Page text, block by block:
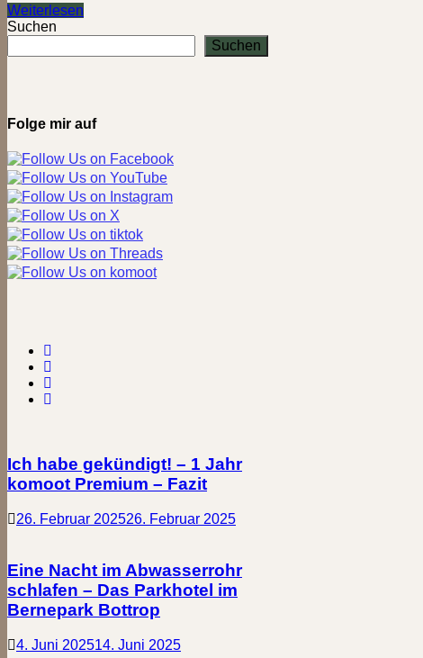
„Zeitreise
Strom“
Deutschen
21)
Weiterlesen
Suchen
Suchen
Folge mir auf
Ich habe gekündigt! – 1 Jahr
komoot Premium – Fazit
26. Februar 202526. Februar 2025
Eine Nacht im Abwasserrohr
schlafen – Das Parkhotel im
Bernepark Bottrop
4. Juni 202514. Juni 2025